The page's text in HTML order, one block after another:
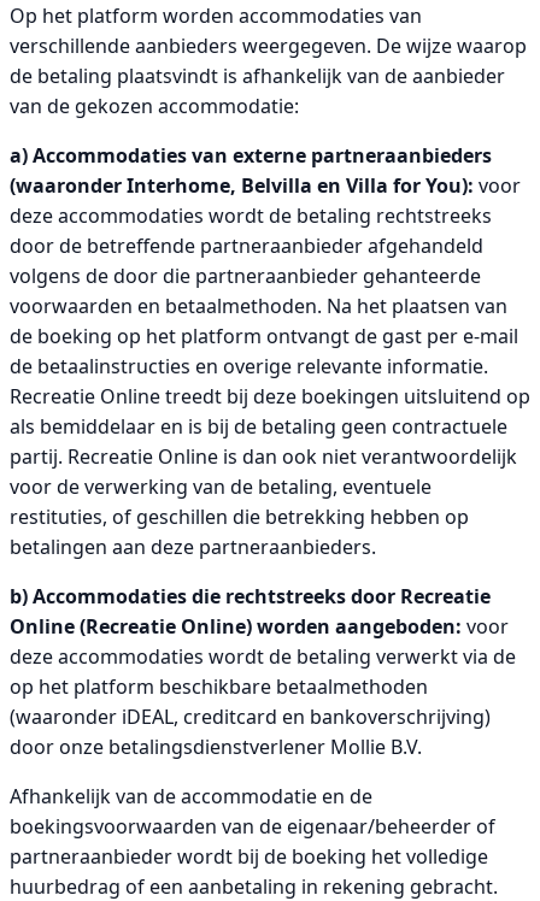
Op het platform worden accommodaties van
verschillende aanbieders weergegeven. De wijze waarop
de betaling plaatsvindt is afhankelijk van de aanbieder
van de gekozen accommodatie:
a) Accommodaties van externe partneraanbieders
(waaronder Interhome, Belvilla en Villa for You): voor
deze accommodaties wordt de betaling rechtstreeks
door de betreffende partneraanbieder afgehandeld
volgens de door die partneraanbieder gehanteerde
voorwaarden en betaalmethoden. Na het plaatsen van
de boeking op het platform ontvangt de gast per e-mail
de betaalinstructies en overige relevante informatie.
Recreatie Online treedt bij deze boekingen uitsluitend op
als bemiddelaar en is bij de betaling geen contractuele
partij. Recreatie Online is dan ook niet verantwoordelijk
voor de verwerking van de betaling, eventuele
restituties, of geschillen die betrekking hebben op
betalingen aan deze partneraanbieders.
b) Accommodaties die rechtstreeks door Recreatie
Online (Recreatie Online) worden aangeboden: voor
deze accommodaties wordt de betaling verwerkt via de
op het platform beschikbare betaalmethoden
(waaronder iDEAL, creditcard en bankoverschrijving)
door onze betalingsdienstverlener Mollie B.V.
Afhankelijk van de accommodatie en de
boekingsvoorwaarden van de eigenaar/beheerder of
partneraanbieder wordt bij de boeking het volledige
huurbedrag of een aanbetaling in rekening gebracht.